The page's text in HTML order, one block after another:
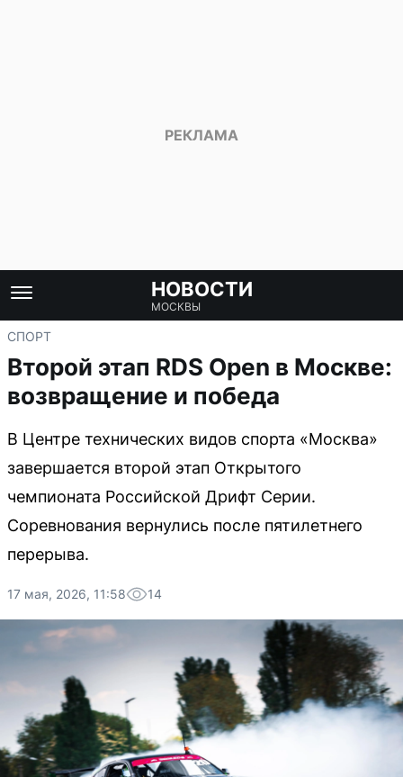
НОВОСТИ
МОСКВЫ
СПОРТ
Второй этап RDS Open в Москве:
возвращение и победа
В Центре технических видов спорта «Москва»
завершается второй этап Открытого
чемпионата Российской Дрифт Серии.
Соревнования вернулись после пятилетнего
перерыва.
17 мая, 2026, 11:58 14